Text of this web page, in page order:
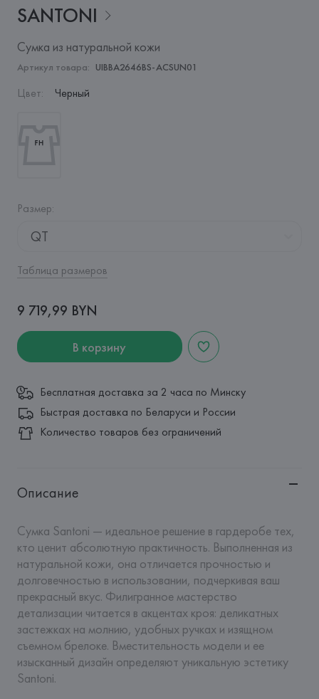
SANTONI
Сумка из натуральной кожи
Артикул товара: UIBBA2646BS-ACSUN01
Цвет: Черный
Размер:
QT
Таблица размеров
9 719,99 BYN
В корзину
Бесплатная доставка за 2 часа по Минску
Быстрая доставка по Беларуси и России
Количество товаров без ограничений
Описание
Сумка Santoni — идеальное решение в гардеробе тех,
кто ценит абсолютную практичность. Выполненная из
натуральной кожи, она отличается прочностью и
долговечностью в использовании, подчеркивая ваш
прекрасный вкус. Филигранное мастерство
детализации читается в акцентах кроя: деликатных
застежках на молнию, удобных ручках и изящном
съемном брелоке. Вместительность модели и ее
изысканный дизайн определяют уникальную эстетику
Santoni.